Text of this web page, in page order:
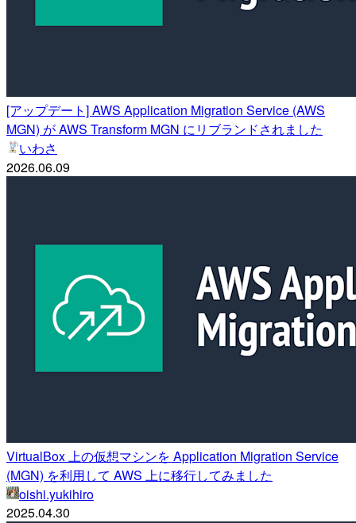
[アップデート] AWS Application Migration Service (AWS
MGN) が AWS Transform MGN にリブランドされました
いわさ
2026.06.09
VirtualBox 上の仮想マシンを Application Migration Service
(MGN) を利用して AWS 上に移行してみました
oishi.yukihiro
2025.04.30